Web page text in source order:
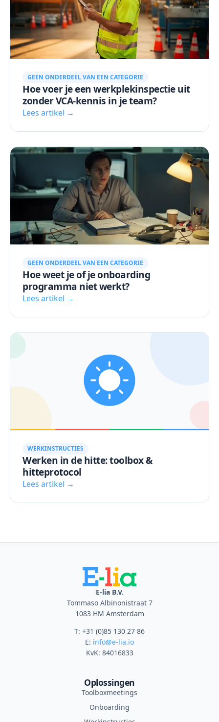
GEEN ONDERDEEL VAN EEN CATEGORIE
Hoe voer je een werkplekinspectie uit
zonder VCA-kennis in je team?
Lees artikel →
GEEN ONDERDEEL VAN EEN CATEGORIE
Hoe weet je of je onboarding
programma niet werkt?
Lees artikel →
WERKINSTRUCTIES
Werken in de hitte: toolbox &
hitteprotocol
Lees artikel →
E-lia B.V.
Tommaso Albinonistraat 7
1083 HM Amsterdam
T: +31 (0)85 130 27 86
E: info@e-lia.io
KvK: 84016833
Oplossingen
Toolboxmeetings
Onboarding